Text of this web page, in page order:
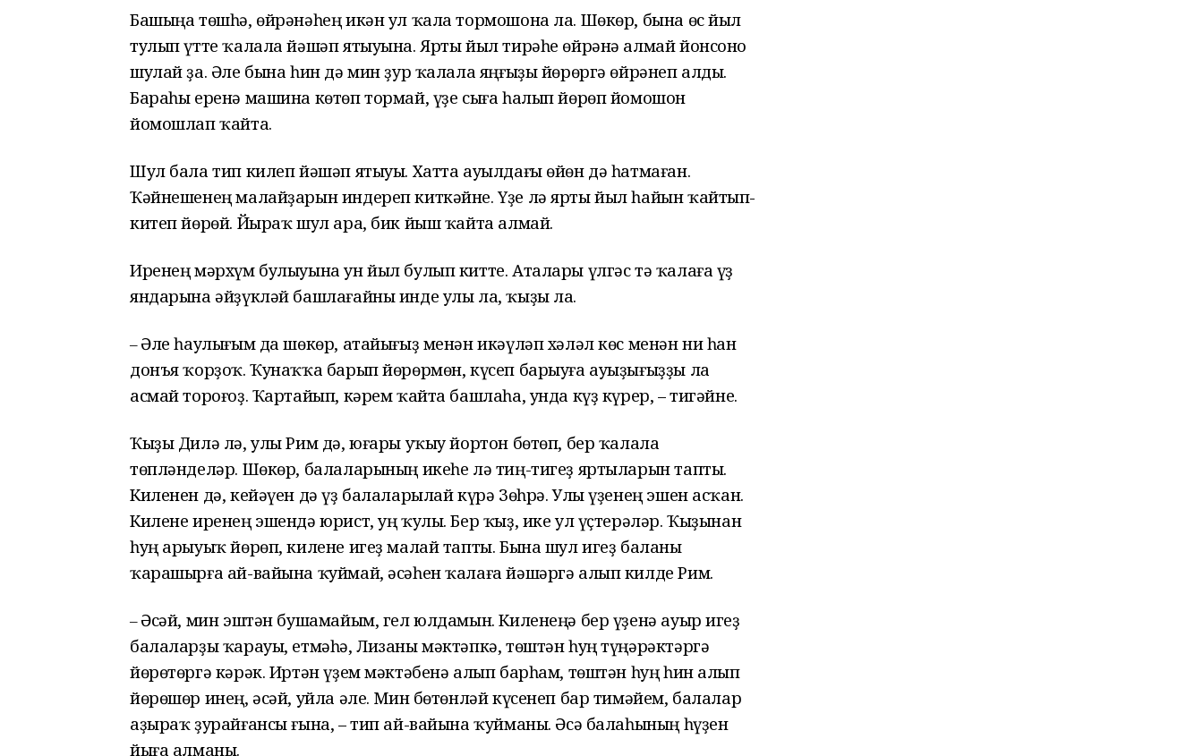
Башыңа төшһә, өйрәнәһең икән ул ҡала тормошона ла. Шөкөр, бына өс йыл
тулып үтте ҡалала йәшәп ятыуына. Ярты йыл тирәһе өйрәнә алмай йонсоно
шулай ҙа. Әле бына һин дә мин ҙур ҡалала яңғыҙы йөрөргә өйрәнеп алды.
Бараһы еренә машина көтөп тормай, үҙе сыға һалып йөрөп йомошон
йомошлап ҡайта.
Шул бала тип килеп йәшәп ятыуы. Хатта ауылдағы өйөн дә һатмаған.
Ҡәйнешенең малайҙарын индереп киткәйне. Үҙе лә ярты йыл һайын ҡайтып-
китеп йөрөй. Йыраҡ шул ара, бик йыш ҡайта алмай.
Иренең мәрхүм булыуына ун йыл булып китте. Аталары үлгәс тә ҡалаға үҙ
яндарына әйҙүкләй башлағайны инде улы ла, ҡыҙы ла.
–Әле һаулығым да шөкөр, атайығыҙ менән икәүләп хәләл көс менән ни һан
донъя ҡорҙоҡ. Ҡунаҡҡа барып йөрөрмөн, күсеп барыуға ауыҙығыҙҙы ла
асмай тороғоҙ. Ҡартайып, кәрем ҡайта башлаһа, унда күҙ күрер, – тигәйне.
Ҡыҙы Дилә лә, улы Рим дә, юғары уҡыу йортон бөтөп, бер ҡалала
төпләнделәр. Шөкөр, балаларының икеһе лә тиң-тигеҙ яртыларын тапты.
Киленен дә, кейәүен дә үҙ балаларылай күрә Зөһрә. Улы үҙенең эшен асҡан.
Килене иренең эшендә юрист, уң ҡулы. Бер ҡыҙ, ике ул үҫтерәләр. Ҡыҙынан
һуң арыуыҡ йөрөп, килене игеҙ малай тапты. Бына шул игеҙ баланы
ҡарашырға ай-вайына ҡуймай, әсәһен ҡалаға йәшәргә алып килде Рим.
–Әсәй, мин эштән бушамайым, гел юлдамын. Киленеңә бер үҙенә ауыр игеҙ
балаларҙы ҡарауы, етмәһә, Лизаны мәктәпкә, төштән һуң түңәрәктәргә
йөрөтөргә кәрәк. Иртән үҙем мәктәбенә алып барһам, төштән һуң һин алып
йөрөшөр инең, әсәй, уйла әле. Мин бөтөнләй күсенеп бар тимәйем, балалар
аҙыраҡ ҙурайғансы ғына, – тип ай-вайына ҡуйманы. Әсә балаһының һүҙен
йыға алманы.